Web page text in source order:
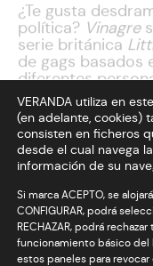
¿Te gusta
política? Vinagre
serie británica
de gags basados
diferentes
pero con el
cajeras de súper,
mujeres ricas
estética, las
gay o la adicción
exageran al
tonos ácidos
reconocer a
VERANDA utiliza en
(en adelante, cookies)
consisten en ficheros
desde el cual navega
información de su
Si marca ACEPTO, se
CONFIGURAR, podrá
RECHAZAR, podrá
funcionamiento básico del
estos paneles para